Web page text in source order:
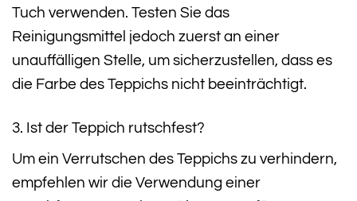
Tuch verwenden. Testen Sie das
Reinigungsmittel jedoch zuerst an einer
unauffälligen Stelle, um sicherzustellen, dass es
die Farbe des Teppichs nicht beeinträchtigt.
3. Ist der Teppich rutschfest?
Um ein Verrutschen des Teppichs zu verhindern,
empfehlen wir die Verwendung einer